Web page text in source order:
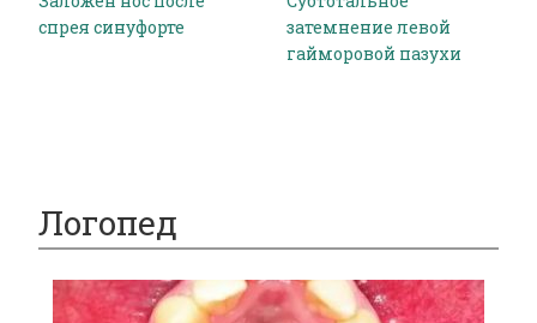
спрея синуфорте
затемнение левой
гайморовой пазухи
Логопед